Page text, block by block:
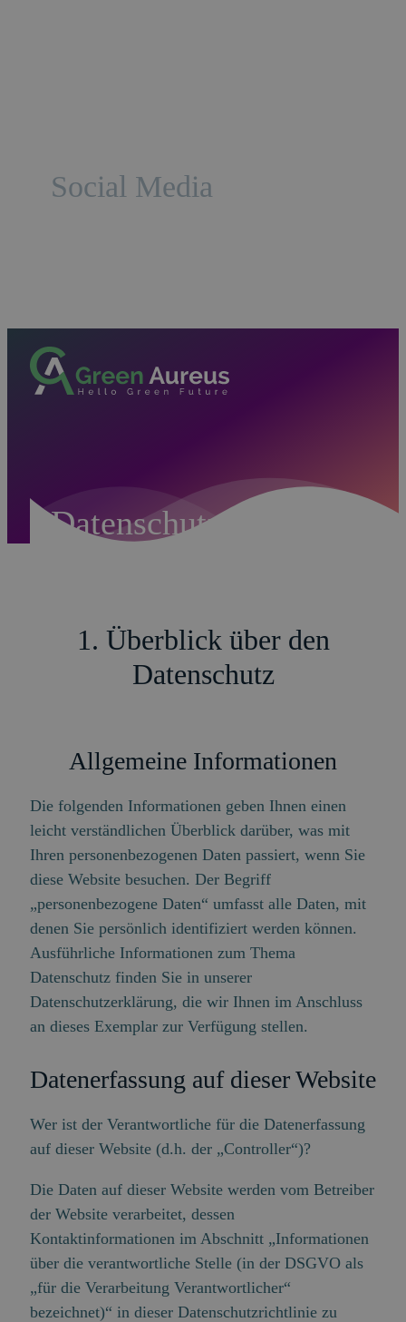
Social Media
Datenschutzerklärung
1. Überblick über den
Datenschutz
Allgemeine Informationen
Die folgenden Informationen geben Ihnen einen
leicht verständlichen Überblick darüber, was mit
Ihren personenbezogenen Daten passiert, wenn Sie
diese Website besuchen. Der Begriff
„personenbezogene Daten“ umfasst alle Daten, mit
denen Sie persönlich identifiziert werden können.
Ausführliche Informationen zum Thema
Datenschutz finden Sie in unserer
Datenschutzerklärung, die wir Ihnen im Anschluss
an dieses Exemplar zur Verfügung stellen.
Datenerfassung auf dieser Website
Wer ist der Verantwortliche für die Datenerfassung
auf dieser Website (d.h. der „Controller“)?
Die Daten auf dieser Website werden vom Betreiber
der Website verarbeitet, dessen
Kontaktinformationen im Abschnitt „Informationen
über die verantwortliche Stelle (in der DSGVO als
„für die Verarbeitung Verantwortlicher“
bezeichnet)“ in dieser Datenschutzrichtlinie zu